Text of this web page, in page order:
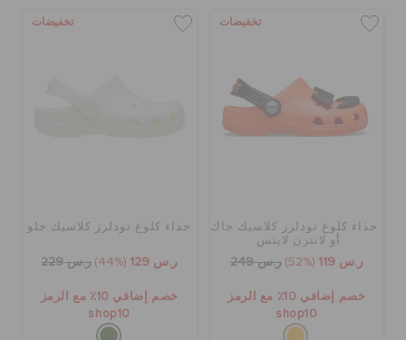
جيبيتز تشارمز
الحقائب
تنزيلات
تخفيضات
حذاء كلوغ تودلرز كلاسيك جاك
أو لانترن لايتس
ر.س 119 (52%) ر.س 249
خصم إضافي 10٪ مع الرمز
shop10
تخفيضات
حذاء كلوغ تودلرز كلاسيك جلو
ر.س 129 (44%) ر.س 229
خصم إضافي 10٪ مع الرمز
shop10